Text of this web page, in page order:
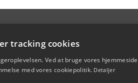
tracking cookies
Ved at bruge vores hjemmeside
med vores cookiepolitik. Detaljer